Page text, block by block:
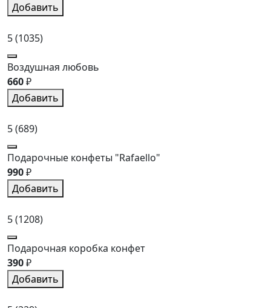
Добавить
5(1035)
Воздушная любовь
660₽
Добавить
5(689)
Подарочные конфеты "Rafaello"
990₽
Добавить
5(1208)
Подарочная коробка конфет
390₽
Добавить